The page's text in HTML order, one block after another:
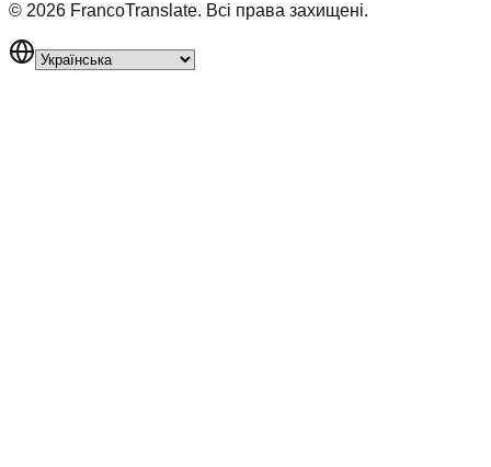
© 2026 FrancoTranslate. Всі права захищені.